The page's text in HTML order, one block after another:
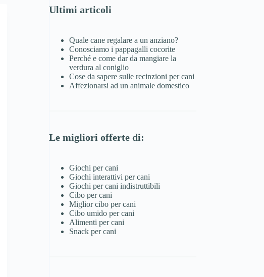
Ultimi articoli
Quale cane regalare a un anziano?
Conosciamo i pappagalli cocorite
Perché e come dar da mangiare la
verdura al coniglio
Cose da sapere sulle recinzioni per cani
Affezionarsi ad un animale domestico
Le migliori offerte di:
Giochi per cani
Giochi interattivi per cani
Giochi per cani indistruttibili
Cibo per cani
Miglior cibo per cani
Cibo umido per cani
Alimenti per cani
Snack per cani